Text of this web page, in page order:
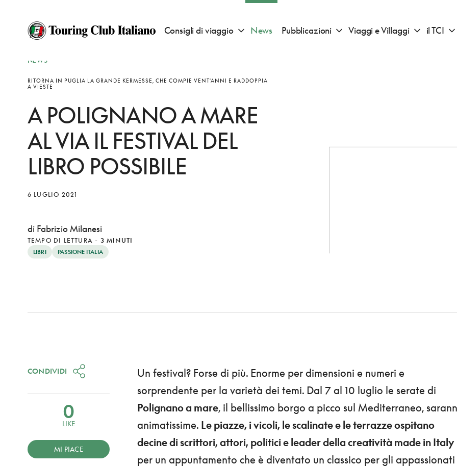
Consigli di viaggio Apri sotto menu "Consigli di viaggio"
News Pubblicazioni Apri sotto menu "Pubblicazioni"
Viaggi e Villaggi Apri sotto
il TCI
NEWS
RITORNA IN PUGLIA LA GRANDE KERMESSE, CHE COMPIE VENT'ANNI E RADDOPPIA
A VIESTE
A POLIGNANO A MARE
AL VIA IL FESTIVAL DEL
LIBRO POSSIBILE
6 LUGLIO 2021
di Fabrizio Milanesi
TEMPO DI LETTURA - 3 MINUTI
LIBRI PASSIONE ITALIA
Un festival? Forse di più. Enorme per dimensioni e numeri e
sorprendente per la varietà dei temi. Dal 7 al 10 luglio le serate di
Polignano a mare, il bellissimo borgo a picco sul Mediterraneo,
animatissime. Le piazze, i vicoli, le scalinate e le terrazze ospitano
decine di scrittori, attori, politici e leader della creatività made in Italy
per un appuntamento che è diventato un classico per gli appassionati
CONDIVIDI
0
LIKE
MI PIACE